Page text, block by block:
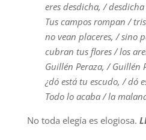
eres desdicha, /
Tus campos rompan /
no vean placeres, / sino
cubran tus flores / los
Guillén Peraza, / Guillén
¿dó está tu escudo, / dó
Todo lo acaba / la
No toda elegía es elogiosa.